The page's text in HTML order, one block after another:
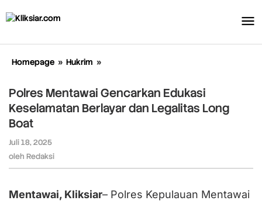
ke
Homepage » Hukrim »
Gencarkan
Edukasi
Keselamatan
Boat
Polres Mentawai Gencarkan Edukasi
Keselamatan Berlayar dan Legalitas Long
Boat
Juli 18, 2025
oleh Redaksi
Mentawai, Kliksiar– Polres Kepulauan Mentawai